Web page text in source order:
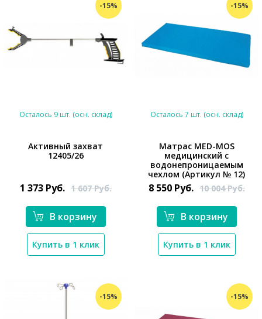
-15%
*}
Осталось 9 шт. (осн. склад)
Активный захват
12405/26
1 373 Руб. 1 607Руб.
В корзину
Купить в 1 клик
-15%
*}
Осталось 7 шт. (осн. склад)
Матрас MED-MOS
медицинский с
водонепроницаемым
чехлом (Артикул № 12)
8 550 Руб. 10 004Руб.
В корзину
Купить в 1 клик
-15% -15%